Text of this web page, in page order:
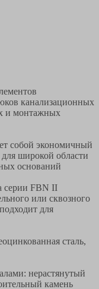
канализационных
и монтажных
собой экономичный
широкой области
оснований
серии FBN II
или сквозного
для
сталь,
нерастянутый
камень